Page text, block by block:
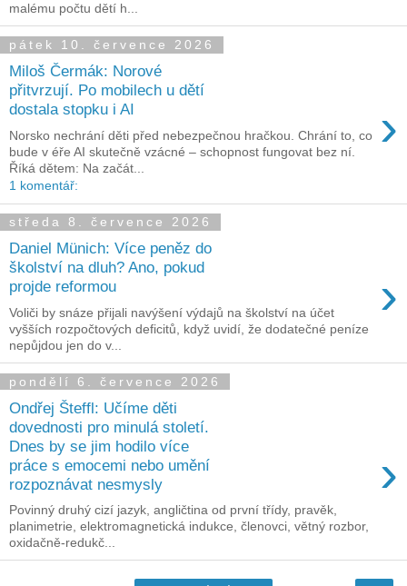
malému počtu dětí h...
pátek 10. července 2026
Miloš Čermák: Norové
přitvrzují. Po mobilech u dětí
dostala stopku i AI
›
Norsko nechrání děti před nebezpečnou hračkou. Chrání to, co
bude v éře AI skutečně vzácné – schopnost fungovat bez ní.
Říká dětem: Na začát...
1 komentář:
středa 8. července 2026
Daniel Münich: Více peněz do
školství na dluh? Ano, pokud
projde reformou
›
Voliči by snáze přijali navýšení výdajů na školství na účet
vyšších rozpočtových deficitů, když uvidí, že dodatečné peníze
nepůjdou jen do v...
pondělí 6. července 2026
Ondřej Šteffl: Učíme děti
dovednosti pro minulá století.
Dnes by se jim hodilo více
práce s emocemi nebo umění
rozpoznávat nesmysly
›
Povinný druhý cizí jazyk, angličtina od první třídy, pravěk,
planimetrie, elektromagnetická indukce, členovci, větný rozbor,
oxidačně-redukč...